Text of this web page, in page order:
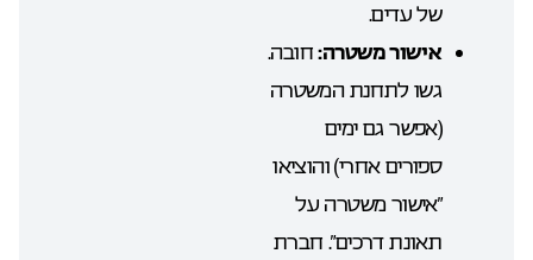
של עדים.
אישור משטרה:חובה.
גשו לתחנת המשטרה
(אפשר גם ימים
ספורים אחרי) והוציאו
“אישור משטרה על
תאונת דרכים”. חברת